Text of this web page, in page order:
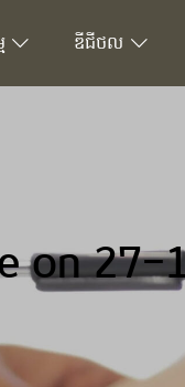
ឌីជីថល
on